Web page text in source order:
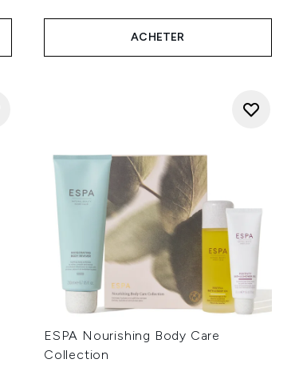
ACHETER
ESPA Nourishing Body Care
Collection